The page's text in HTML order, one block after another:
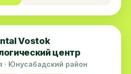
Vostok
центр
· Юнусабадский район